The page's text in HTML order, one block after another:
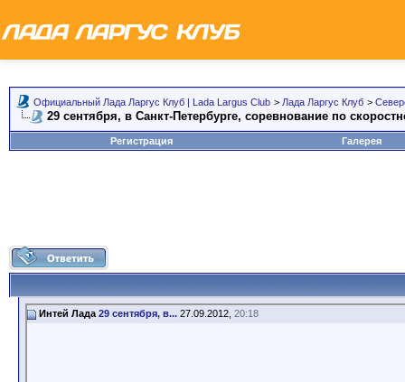
Официальный Лада Ларгус Клуб | Lada Largus Club > Лада Ларгус Клуб >
29 сентября, в Санкт-Петербурге, соревнование по
Регистрация Галерея
Интей Лада 29 сентября, в... 27.09.2012, 20:18